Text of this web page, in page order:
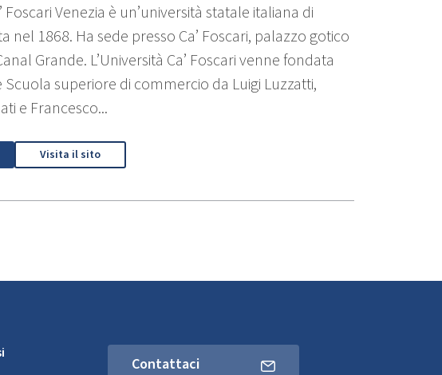
Foscari Venezia è un’università statale italiana di
nel 1868. Ha sede presso Ca’ Foscari, palazzo gotico
Grande. L’Università Ca’ Foscari venne fondata
superiore di commercio da Luigi Luzzatti,
e Francesco...
Visita il sito
Contattaci